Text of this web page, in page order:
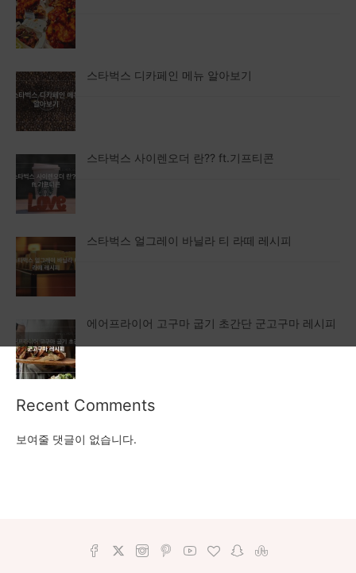
스타벅스 디카페인 메뉴 알아보기
스타벅스 사이렌오더 란?? ft.기프티콘
스타벅스 얼그레이 바닐라 티 라떼 레시피
에어프라이어 고구마 굽기 초간단 군고구마 레시피
Recent Comments
보여줄 댓글이 없습니다.